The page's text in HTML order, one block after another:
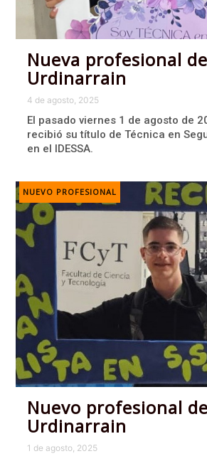
Nueva profesional de
Urdinarrain
4 de agosto, 2025
El pasado viernes 1 de agosto de
recibió su título de Técnica en
en el IDESSA.
NUEVO PROFESIONAL
Nuevo profesional de
Urdinarrain
1 de agosto, 2025